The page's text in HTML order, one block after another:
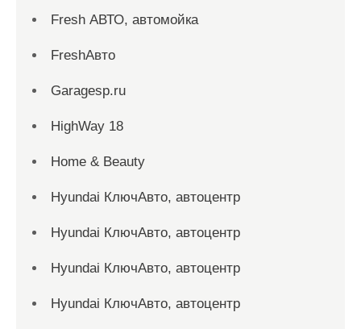
Fresh АВТО, автомойка
FreshАвто
Garagesp.ru
HighWay 18
Home & Beauty
Hyundai КлючАвто, автоцентр
Hyundai КлючАвто, автоцентр
Hyundai КлючАвто, автоцентр
Hyundai КлючАвто, автоцентр